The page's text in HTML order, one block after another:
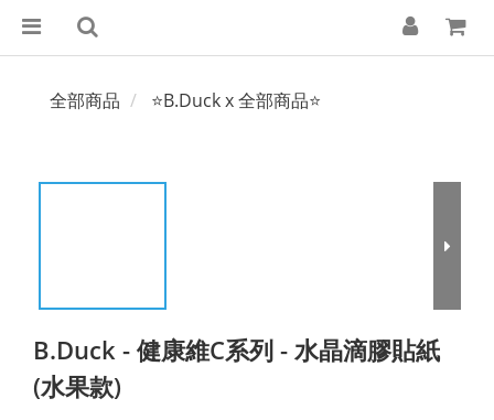
全部商品 ⭐B.Duck x 全部商品⭐
B.Duck - 健康維C系列 - 水晶滴膠貼紙
(水果款)